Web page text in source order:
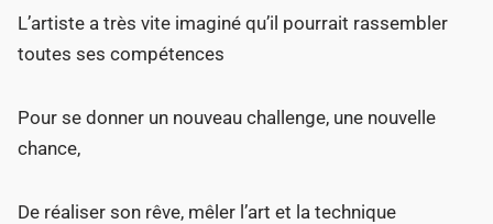
L’artiste a très vite imaginé qu’il pourrait rassembler
toutes ses compétences
Pour se donner un nouveau challenge, une nouvelle
chance,
De réaliser son rêve, mêler l’art et la technique